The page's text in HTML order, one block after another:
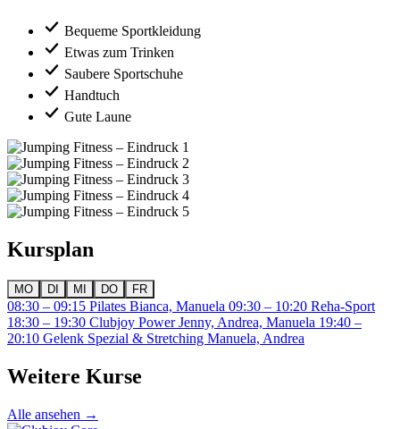
Bequeme Sportkleidung
Etwas zum Trinken
Saubere Sportschuhe
Handtuch
Gute Laune
Kursplan
MO DI MI DO FR
08:30 – 09:15 Pilates Bianca, Manuela 09:30 – 10:20 Reha-Sport
18:30 – 19:30 Clubjoy PowerJenny, Andrea, Manuela 19:40 –
20:10 Gelenk Spezial & Stretching Manuela, Andrea
Weitere Kurse
Alle ansehen →